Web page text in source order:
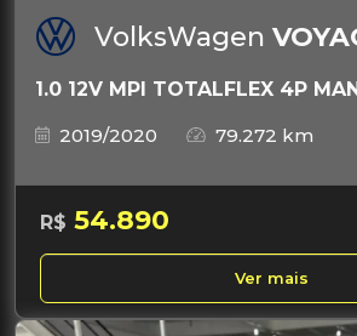
VolksWagen
1.0 12V MPI TOTALFLEX 4P
2019/2020
79.272 km
R$ 54.890
Ver mais